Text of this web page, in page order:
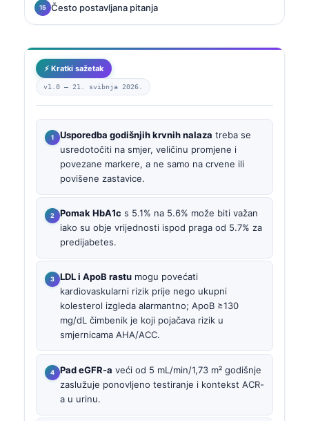
Često postavljana pitanja
⚡ Kratki sažetak
v1.0 — 21. svibnja 2026.
Usporedba godišnjih krvnih nalaza treba se
usredotočiti na smjer, veličinu promjene i
povezane markere, a ne samo na crvene ili
povišene zastavice.
Pomak HbA1c s 5.1% na 5.6% može biti važan
iako su obje vrijednosti ispod praga od 5.7% za
predijabetes.
LDL i ApoB rastu mogu povećati
kardiovaskularni rizik prije nego ukupni
kolesterol izgleda alarmantno; ApoB ≥130
mg/dL čimbenik je koji pojačava rizik u
smjernicama AHA/ACC.
Pad eGFR-a veći od 5 mL/min/1,73 m² godišnje
zaslužuje ponovljeno testiranje i kontekst ACR-
a u urinu.